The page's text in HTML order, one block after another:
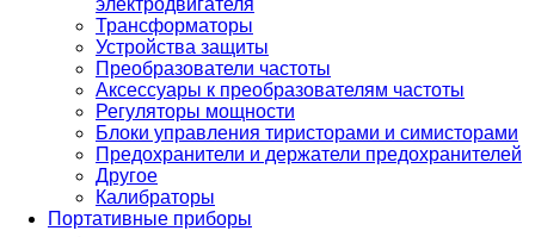
Трансформаторы
Устройства защиты
Преобразователи частоты
Аксессуары к преобразователям частоты
Регуляторы мощности
Блоки управления тиристорами и симисторами
Предохранители и держатели предохранителей
Другое
Калибраторы
Портативные приборы